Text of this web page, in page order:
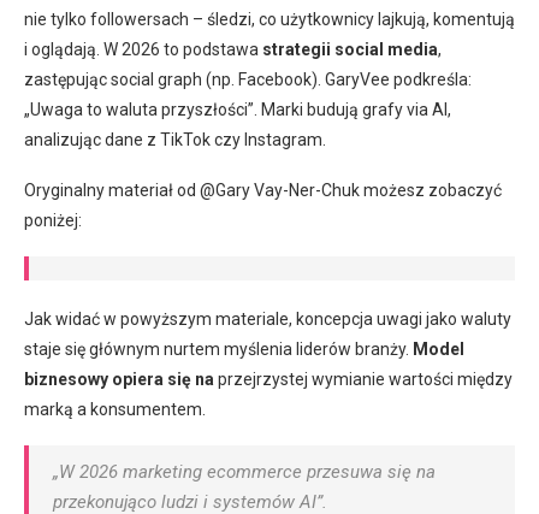
nie tylko followersach – śledzi, co użytkownicy lajkują, komentują
i oglądają. W 2026 to podstawa strategii social media,
zastępując social graph (np. Facebook). GaryVee podkreśla:
„Uwaga to waluta przyszłości”. Marki budują grafy via AI,
analizując dane z TikTok czy Instagram.
Oryginalny materiał od @Gary Vay-Ner-Chuk możesz zobaczyć
poniżej:
Jak widać w powyższym materiale, koncepcja uwagi jako waluty
staje się głównym nurtem myślenia liderów branży. Model
biznesowy opiera się na przejrzystej wymianie wartości między
marką a konsumentem.
„W 2026 marketing ecommerce przesuwa się na
przekonująco ludzi i systemów AI”.